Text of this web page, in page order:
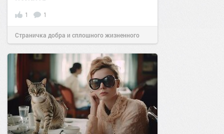
1 1
Страничка добра и сплошного жизненного
позитива!15:3725 сен 2024